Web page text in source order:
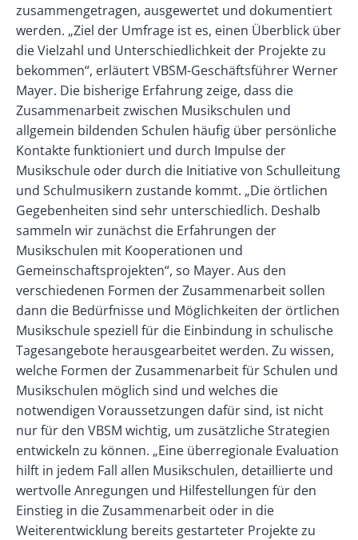
zusammengetragen, ausgewertet und dokumentiert
werden. „Ziel der Umfrage ist es, einen Überblick über
die Vielzahl und Unterschiedlichkeit der Projekte zu
bekommen“, erläutert VBSM-Geschäftsführer Werner
Mayer. Die bisherige Erfahrung zeige, dass die
Zusammenarbeit zwischen Musikschulen und
allgemein bildenden Schulen häufig über persönliche
Kontakte funktioniert und durch Impulse der
Musikschule oder durch die Initiative von Schulleitung
und Schulmusikern zustande kommt. „Die örtlichen
Gegebenheiten sind sehr unterschiedlich. Deshalb
sammeln wir zunächst die Erfahrungen der
Musikschulen mit Kooperationen und
Gemeinschaftsprojekten“, so Mayer. Aus den
verschiedenen Formen der Zusammenarbeit sollen
dann die Bedürfnisse und Möglichkeiten der örtlichen
Musikschule speziell für die Einbindung in schulische
Tagesangebote herausgearbeitet werden. Zu wissen,
welche Formen der Zusammenarbeit für Schulen und
Musikschulen möglich sind und welches die
notwendigen Voraussetzungen dafür sind, ist nicht
nur für den VBSM wichtig, um zusätzliche Strategien
entwickeln zu können. „Eine überregionale Evaluation
hilft in jedem Fall allen Musikschulen, detaillierte und
wertvolle Anregungen und Hilfestellungen für den
Einstieg in die Zusammenarbeit oder in die
Weiterentwicklung bereits gestarteter Projekte zu